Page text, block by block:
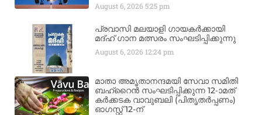
August 6, 20265:25 pm
പ്രവാസി മലയാളി ഗായകർക്കായി
മദ്ഹ് ഗാന മത്സരം സംഘടിപ്പിക്കുന്നു
August 6, 2026 12:24 pm
മാതാ അമൃതാനന്ദമയി സേവാ സമിതി
ബഹ്‌റൈൻ സംഘടിപ്പിക്കുന്ന 12-ാമത്
കർക്കടക വാവുബലി (പിതൃതർപ്പണം)
ഓഗസ്റ്റ് 12-ന്